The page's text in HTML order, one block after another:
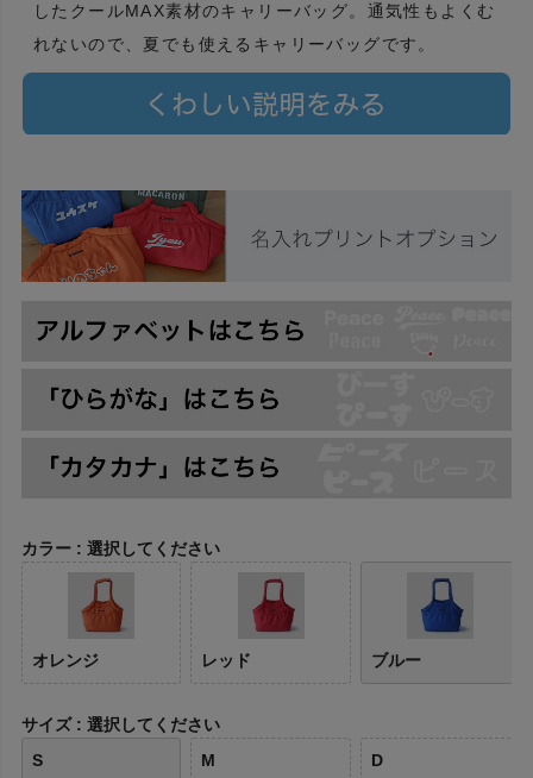
したクールMAX素材のキャリーバッグ。通気性もよくむ
れないので、夏でも使えるキャリーバッグです。
カラー 選択してください
オレンジ レッド ブルー
サイズ
選択してください
S
M D